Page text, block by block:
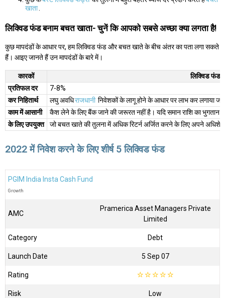
खाता.
लिक्विड फंड बनाम बचत खाता- चुनें कि आपको सबसे अच्छा क्या लगता है!
कुछ मापदंडों के आधार पर, हम लिक्विड फंड और बचत खाते के बीच अंतर का पता लगा सकते
हैं। आइए जानते हैं उन मापदंडों के बारे में।
कारकों
लिक्विड फंड
प्रतिफल दर
7-8%
कर निहितार्थ
लघु अवधिराजधानी निवेशकों के लागू होने के आधार पर लाभ कर लगाया
काम में आसानी
कैश लेने के लिए बैंक जाने की जरूरत नहीं है। यदि समान राशि का
के लिए उपयुक्त
जो बचत खाते की तुलना में अधिक रिटर्न अर्जित करने के लिए अपने
2022 में निवेश करने के लिए शीर्ष 5 लिक्विड फंड
PGIM India Insta Cash Fund
Growth
AMC
Pramerica Asset Managers Private
Limited
Category Debt
Launch Date 5 Sep 07
Rating ☆☆☆☆☆
Risk Low